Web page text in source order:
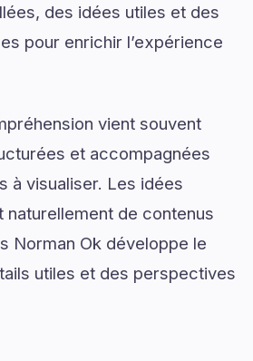
des idées utiles et des
pour enrichir l’expérience
vient souvent
et accompagnées
à visualiser. Les idées
naturellement de contenus
Norman Ok développe le
utiles et des perspectives